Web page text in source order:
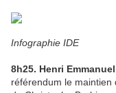
Infographie IDE
8h25. Henri
référendum le maintien